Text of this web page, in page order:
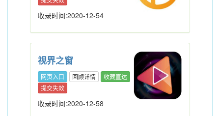
收录时间:2020-12-54
视界之窗
网页入口 回顾详情
收藏直达
提交失效
收录时间:2020-12-58